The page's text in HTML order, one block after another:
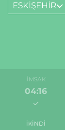
ESKİŞEHİR
İMSAK
04:16
İKINDI